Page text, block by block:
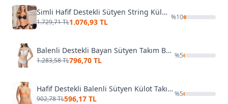
Simli Hafif Destekli Sütyen String Külot Takım Gallipoli MGP31552
1.729,71 TL1.076,93 TL
%10
Balenli Destekli Bayan Sütyen Takım Büşra 314
1.283,58 TL796,70 TL
%5
Hafif Destekli Balenli Sütyen Külot Takımı NBB 4875
902,78 TL596,17 TL
%5